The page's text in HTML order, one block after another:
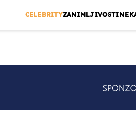
CELEBRITYZANIMLJIVOSTI